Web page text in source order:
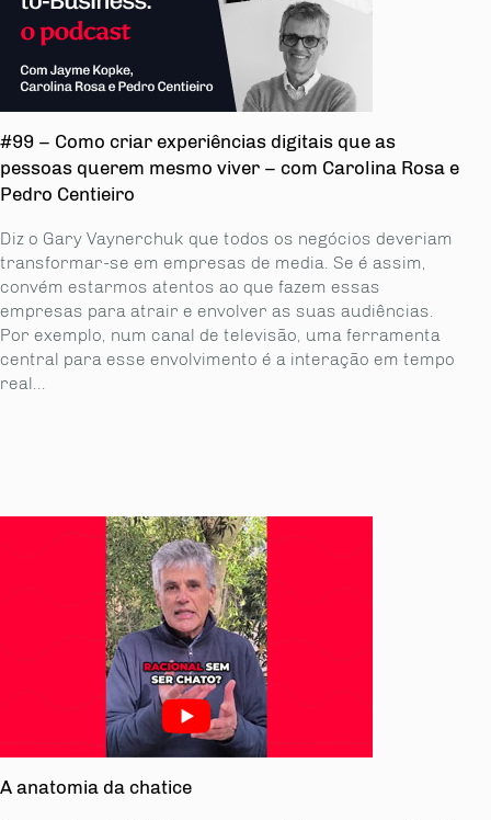
#99 – Como criar experiências digitais que as
pessoas querem mesmo viver – com Carolina Rosa e
Pedro Centieiro
Diz o Gary Vaynerchuk que todos os negócios deveriam
transformar-se em empresas de media. Se é assim,
convém estarmos atentos ao que fazem essas
empresas para atrair e envolver as suas audiências.
Por exemplo, num canal de televisão, uma ferramenta
central para esse envolvimento é a interação em tempo
real...
A anatomia da chatice